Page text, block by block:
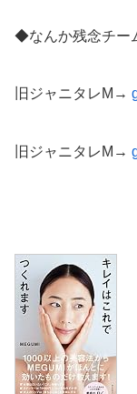
◆なんか残念チー
旧ジャニタレM→
旧ジャニタレM→